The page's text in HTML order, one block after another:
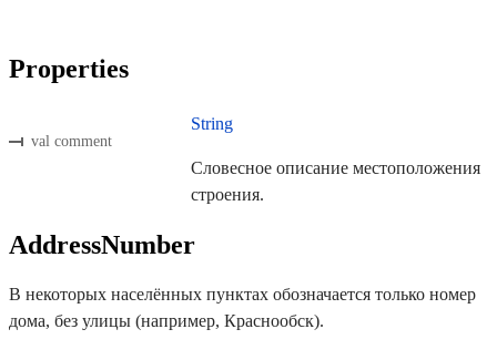
Properties
val comment
String
Словесное описание местоположения
строения.
AddressNumber
В некоторых населённых пунктах обозначается только номер
дома, без улицы (например, Краснообск).